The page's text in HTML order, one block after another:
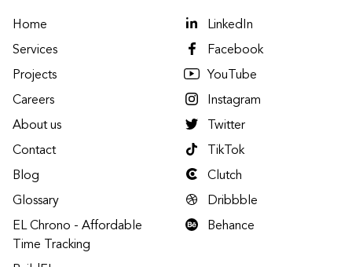
Home
Services
Projects
Careers
About us
Contact
Blog
Glossary
EL Chrono - Affordable
Time Tracking
LinkedIn
Facebook
YouTube
Instagram
Twitter
TikTok
Clutch
Dribbble
Behance